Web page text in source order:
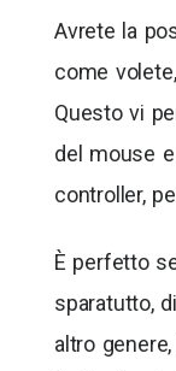
Avrete la
come
Questo vi
del mouse
controller,
È perfetto
sparatutto,
altro